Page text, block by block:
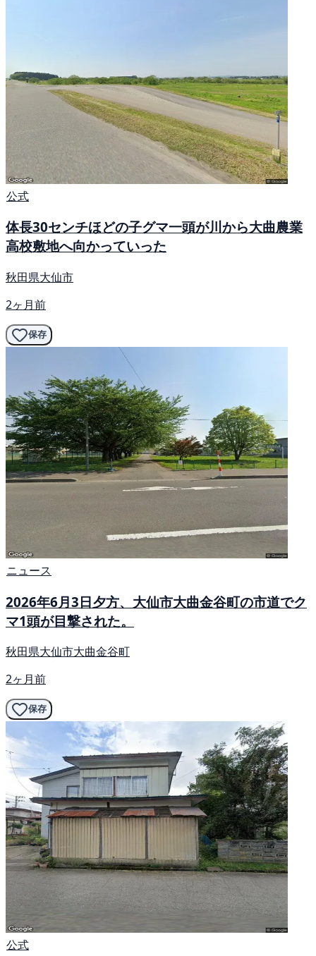
公式
体長30センチほどの子グマ一頭が川から大曲農業
高校敷地へ向かっていった
秋田県大仙市
2ヶ月前
保存
ニュース
2026年6月3日夕方、大仙市大曲金谷町の市道でク
マ1頭が目撃された。
秋田県大仙市大曲金谷町
2ヶ月前
保存
公式